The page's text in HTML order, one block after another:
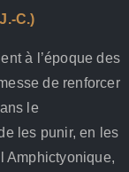
C.)
à l’époque des
de renforcer
le
les punir, en les
Amphictyonique,